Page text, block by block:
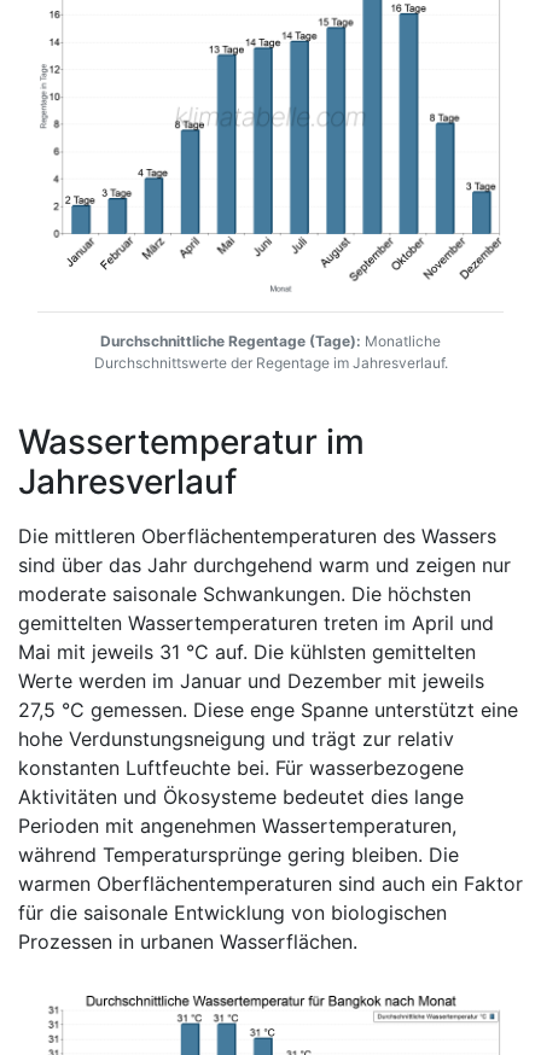
Durchschnittliche Regentage (Tage): Monatliche
Durchschnittswerte der Regentage im Jahresverlauf.
Wassertemperatur im
Jahresverlauf
Die mittleren Oberflächentemperaturen des Wassers
sind über das Jahr durchgehend warm und zeigen nur
moderate saisonale Schwankungen. Die höchsten
gemittelten Wassertemperaturen treten im April und
Mai mit jeweils 31 °C auf. Die kühlsten gemittelten
Werte werden im Januar und Dezember mit jeweils
27,5 °C gemessen. Diese enge Spanne unterstützt eine
hohe Verdunstungsneigung und trägt zur relativ
konstanten Luftfeuchte bei. Für wasserbezogene
Aktivitäten und Ökosysteme bedeutet dies lange
Perioden mit angenehmen Wassertemperaturen,
während Temperatursprünge gering bleiben. Die
warmen Oberflächentemperaturen sind auch ein Faktor
für die saisonale Entwicklung von biologischen
Prozessen in urbanen Wasserflächen.